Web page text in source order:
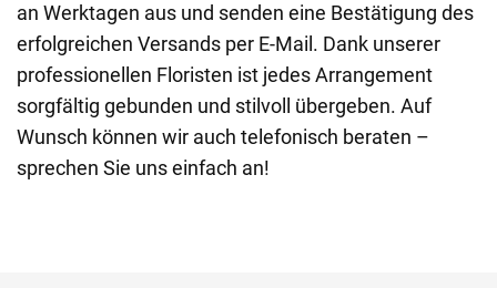
an Werktagen aus und senden eine Bestätigung des
erfolgreichen Versands per E-Mail. Dank unserer
professionellen Floristen ist jedes Arrangement
sorgfältig gebunden und stilvoll übergeben. Auf
Wunsch können wir auch telefonisch beraten –
sprechen Sie uns einfach an!